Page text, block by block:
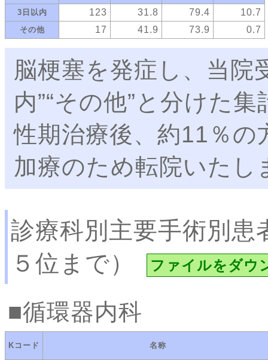
3日以内 123 31.8 79.4 10.7
その他 17 41.9 73.9 0.7
脳梗塞を発症し、当院
内”“その他”と分けた
性期治療後、約11％
加療のため転院いたし
診療科別主要手術別患
５位まで）
ファイルをダウ
循環器内科
Kコード 名称